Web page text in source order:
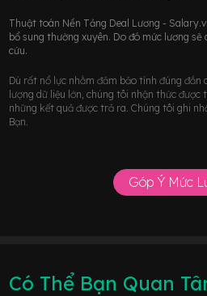
Thuật toán Nền Tảng Deal Lương -
bổ sung thường xuyên. Do đó mức lương
cứu.
Dù rất nổ lực nhằm đảm bảo tính đúng đắn
lượng dữ liệu lớn, chúng tôi nhận thức được
những kết quả được trả ra. Chúng tôi ghi
Bạn.
Góp Ý Mức
Có Thể Bạn Quan